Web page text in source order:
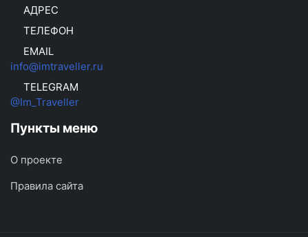
АДРЕС
ТЕЛЕФОН
EMAIL
info@imtraveller.ru
TELEGRAM
@Im_Traveller
Пункты меню
О проекте
Правила сайта